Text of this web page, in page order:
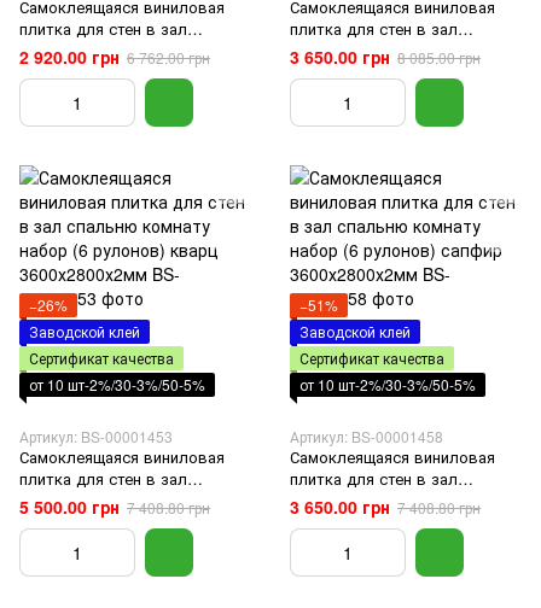
Самоклеящаяся виниловая
плитка для стен в зал
спальню комнату набор (6
рулонов) агат 3600х2800х2мм
2 920.00 грн 6 762.00 грн
Самоклеящаяся виниловая
плитка для стен в зал
спальню комнату набор (6
рулонов) лазурный
3600х2800х2мм
3 650.00 грн 8 085.00 грн
−26%
Заводской клей
Сертификат качества
от 10 шт-2%/30-3%/50-5%
Артикул: BS-00001453
Самоклеящаяся виниловая
плитка для стен в зал
спальню комнату набор (6
рулонов) кварц
3600х2800х2мм
5 500.00 грн 7 408.80 грн
−51%
Заводской клей
Сертификат качества
от 10 шт-2%/30-3%/50-5%
Артикул: BS-00001458
Самоклеящаяся виниловая
плитка для стен в зал
спальню комнату набор (6
рулонов) сапфир
3600х2800х2мм
3 650.00 грн 7 408.80 грн